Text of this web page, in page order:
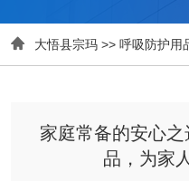
 大悟县宗玛 >> 呼吸防护用
家庭常备的安心
品，为家